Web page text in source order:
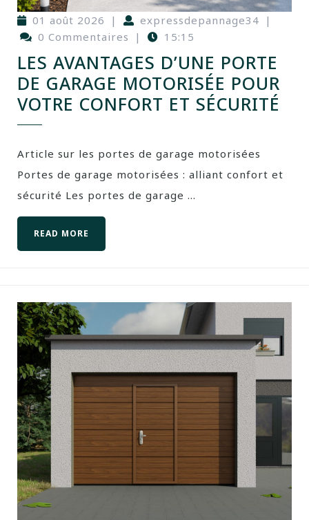
01 août 2026 | expressdepannage34 |
0 Commentaires
| 15:15
LES AVANTAGES D’UNE PORTE
DE GARAGE MOTORISÉE POUR
VOTRE CONFORT ET SÉCURITÉ
Article sur les portes de garage motorisées
Portes de garage motorisées : alliant confort et
sécurité Les portes de garage ...
READ MORE